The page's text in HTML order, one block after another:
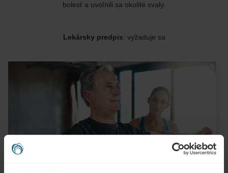
bolesť a uvoľnili sa okolité svaly.
Lekársky predpis: vyžaduje sa